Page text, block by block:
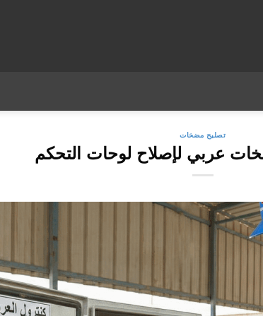
تصليح مضخات
عربي لإصلاح لوحات التحكم